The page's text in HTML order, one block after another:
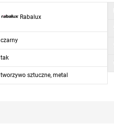
Rabalux
czarny
tak
tworzywo sztuczne, metal